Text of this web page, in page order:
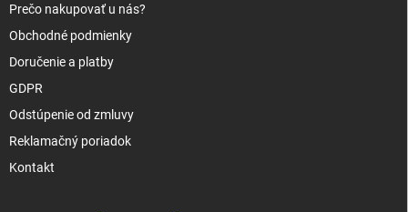
Prečo nakupovať u nás?
Obchodné podmienky
Doručenie a platby
GDPR
Odstúpenie od zmluvy
Reklamačný poriadok
Kontakt